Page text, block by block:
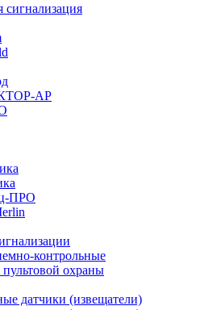
АР
ПРО
контрольные
охраны
датчики (извещатели)